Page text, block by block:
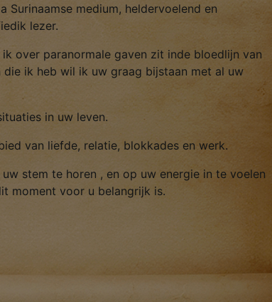
Surinaamse medium, heldervoelend en
lezer.
over paranormale gaven zit inde bloedlijn van
ik heb wil ik uw graag bijstaan met al uw
in uw leven.
van liefde, relatie, blokkades en werk.
stem te horen , en op uw energie in te voelen
moment voor u belangrijk is.
land